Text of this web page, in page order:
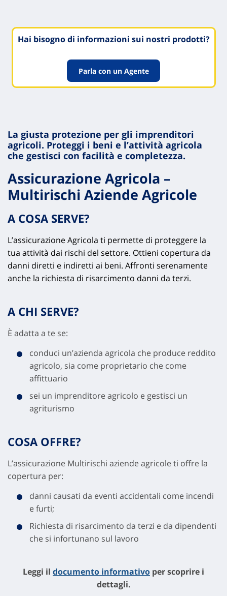
Hai bisogno di informazioni sui nostri prodotti?
Parla con un Agente
La giusta protezione per gli imprenditori
agricoli. Proteggi i beni e l’attività agricola
che gestisci con facilità e completezza.
Assicurazione Agricola –
Multirischi Aziende Agricole
A COSA SERVE?
L’assicurazione Agricola ti permette di proteggere la
tua attività dai rischi del settore. Ottieni copertura da
danni diretti e indiretti ai beni. Affronti serenamente
anche la richiesta di risarcimento danni da terzi.
A CHI SERVE?
È adatta a te se:
conduci un’azienda agricola che produce reddito
agricolo, sia come proprietario che come
affittuario
sei un imprenditore agricolo e gestisci un
agriturismo
COSA OFFRE?
L’assicurazione Multirischi aziende agricole ti offre la
copertura per:
danni causati da eventi accidentali come incendi
e furti;
Richiesta di risarcimento da terzi e da dipendenti
che si infortunano sul lavoro
Leggi il documento informativo per scoprire i
dettagli.